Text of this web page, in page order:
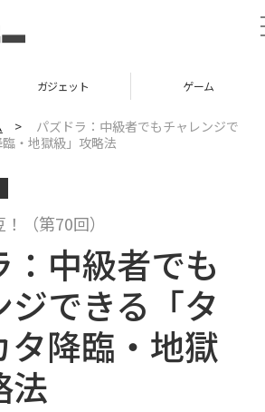
ゲーム グルメ
>
パズドラ：中級者でもチャレンジで
・地獄級」攻略法
（第70回）
：中級者でも
ジできる「タ
タ降臨・地獄
法